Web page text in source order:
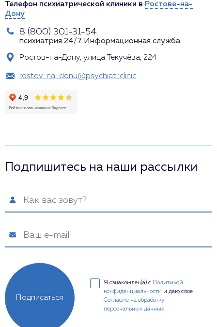
Телефон психиатрической клиники в Ростове-на-
Дону
8 (800) 301-31-54
психиатрия 24/7 Информационная служба
Ростов-на-Дону, улица Текучёва, 224
rostov-na-donu@psychiatr.clinic
Подпишитесь на наши рассылки
Я ознакомлен(а) с
Политикой
конфиденциальности и даю свое
Согласие на обработку
персональных данных
Подписаться